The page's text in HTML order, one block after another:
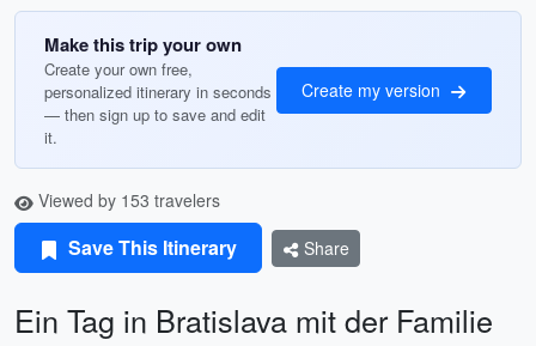
Make this trip your own
Create your own free,
personalized itinerary in seconds
— then sign up to save and edit
it.
Create my version
Viewed by 153 travelers
Save This Itinerary Share
Ein Tag in Bratislava mit der Familie